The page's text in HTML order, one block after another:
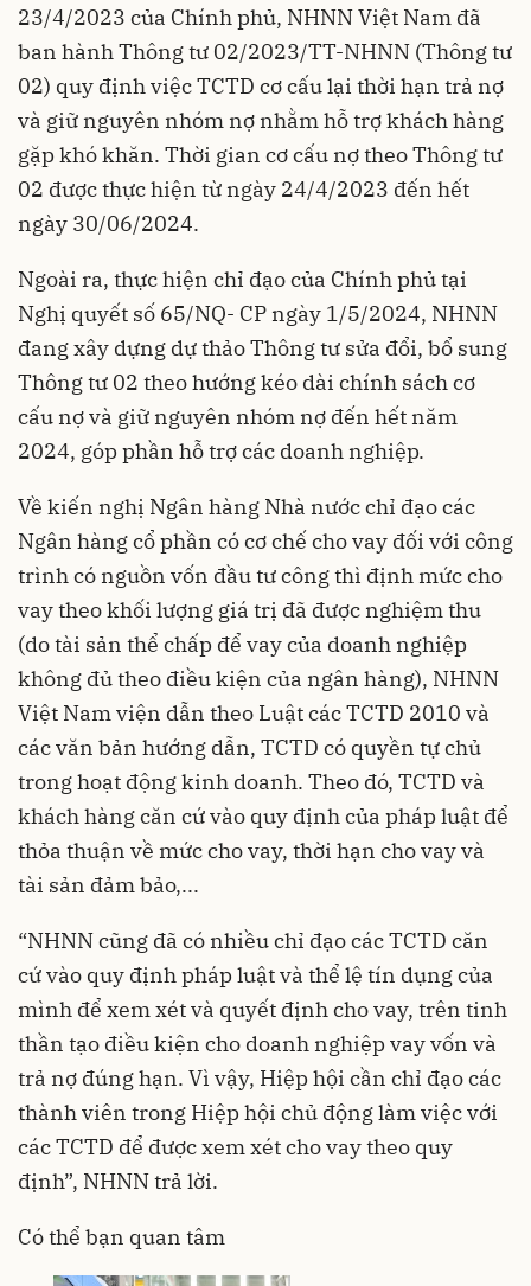
23/4/2023 của Chính phủ, NHNN Việt Nam đã
ban hành Thông tư 02/2023/TT-NHNN (Thông tư
02) quy định việc TCTD cơ cấu lại thời hạn trả nợ
và giữ nguyên nhóm nợ nhằm hỗ trợ khách hàng
gặp khó khăn. Thời gian cơ cấu nợ theo Thông tư
02 được thực hiện từ ngày 24/4/2023 đến hết
ngày 30/06/2024.
Ngoài ra, thực hiện chỉ đạo của Chính phủ tại
Nghị quyết số 65/NQ- CP ngày 1/5/2024, NHNN
đang xây dựng dự thảo Thông tư sửa đổi, bổ sung
Thông tư 02 theo hướng kéo dài chính sách cơ
cấu nợ và giữ nguyên nhóm nợ đến hết năm
2024, góp phần hỗ trợ các doanh nghiệp.
Về kiến nghị Ngân hàng Nhà nước chỉ đạo các
Ngân hàng cổ phần có cơ chế cho vay đối với công
trình có nguồn vốn đầu tư công thì định mức cho
vay theo khối lượng giá trị đã được nghiệm thu
(do tài sản thể chấp để vay của doanh nghiệp
không đủ theo điều kiện của ngân hàng), NHNN
Việt Nam viện dẫn theo Luật các TCTD 2010 và
các văn bản hướng dẫn, TCTD có quyền tự chủ
trong hoạt động kinh doanh. Theo đó, TCTD và
khách hàng căn cứ vào quy định của pháp luật để
thỏa thuận về mức cho vay, thời hạn cho vay và
tài sản đảm bảo,...
“NHNN cũng đã có nhiều chỉ đạo các TCTD căn
cứ vào quy định pháp luật và thể lệ tín dụng của
mình để xem xét và quyết định cho vay, trên tinh
thần tạo điều kiện cho doanh nghiệp vay vốn và
trả nợ đúng hạn. Vì vậy, Hiệp hội cần chỉ đạo các
thành viên trong Hiệp hội chủ động làm việc với
các TCTD để được xem xét cho vay theo quy
định”, NHNN trả lời.
Có thể bạn quan tâm